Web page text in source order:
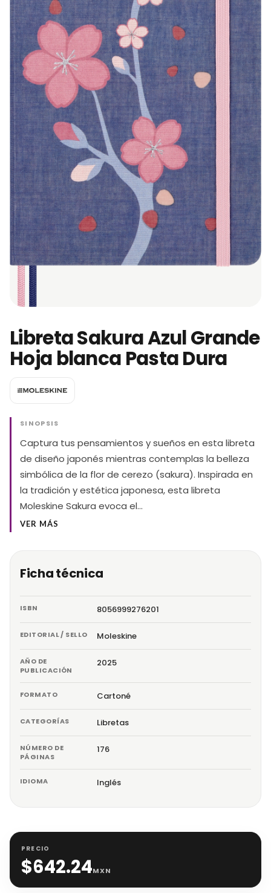
Libreta Sakura Azul Grande
Hoja blanca Pasta Dura
SINOPSIS
Captura tus pensamientos y sueños en esta libreta
de diseño japonés mientras contemplas la belleza
simbólica de la flor de cerezo (sakura). Inspirada en
la tradición y estética japonesa, esta libreta
Moleskine Sakura evoca el…
VER MÁS
Ficha técnica
ISBN 8056999276201
EDITORIAL / SELLO Moleskine
AÑO DE
PUBLICACIÓN
2025
FORMATO Cartoné
CATEGORÍAS Libretas
NÚMERO DE
PÁGINAS
176
IDIOMA Inglés
PRECIO
$642.24MXN